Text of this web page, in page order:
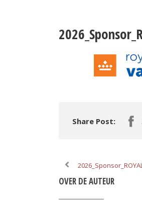
Share Post:
OVER DE AUTEUR